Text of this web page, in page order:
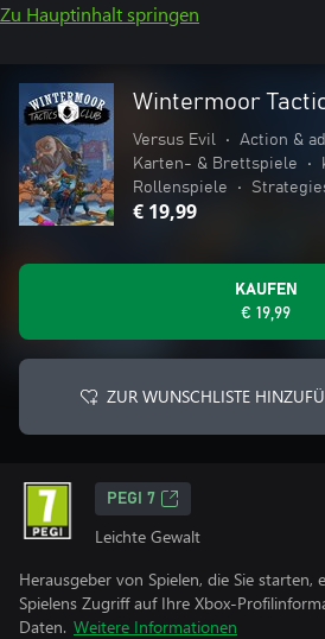
Zu Hauptinhalt springen
Wintermoor
Versus Evil • Action &
Karten- & Brettspiele
•
Rollenspiele
•
€ 19,99
KAUFEN
€ 19,99
ZUR WUNSCHLISTE
PEGI 7
Leichte Gewalt
Herausgeber von Spielen, die Sie starten,
Spielens Zugriff auf Ihre Xbox-
Daten. Weitere Informationen